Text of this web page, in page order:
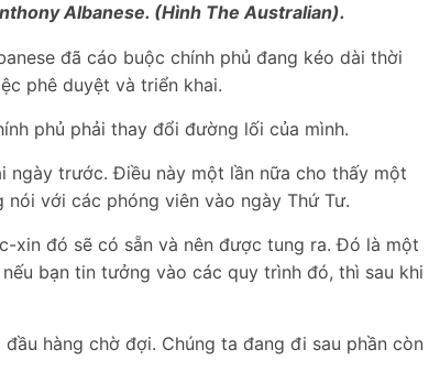
Albanese. (Hình The Australian).
đã cáo buộc chính phủ đang kéo dài thời
phê duyệt và triển khai.
phủ phải thay đổi đường lối của mình.
ngày trước. Điều này một lần nữa cho thấy một
nói với các phóng viên vào ngày Thứ Tư.
xin đó sẽ có sẵn và nên được tung ra. Đó là một
bạn tin tưởng vào các quy trình đó, thì sau khi
hàng chờ đợi. Chúng ta đang đi sau phần còn